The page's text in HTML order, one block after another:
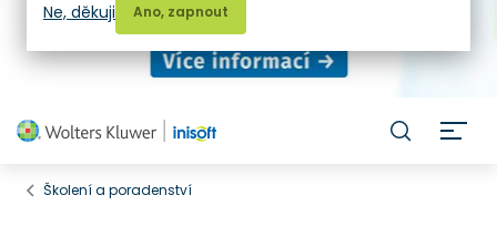
Školení a poradenství
Ano, zapnout
Ne, děkuji